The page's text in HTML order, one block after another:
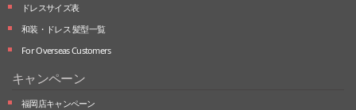
ドレスサイズ表
和装・ドレス 髪型一覧
For Overseas Customers
キャンペーン
福岡店キャンペーン